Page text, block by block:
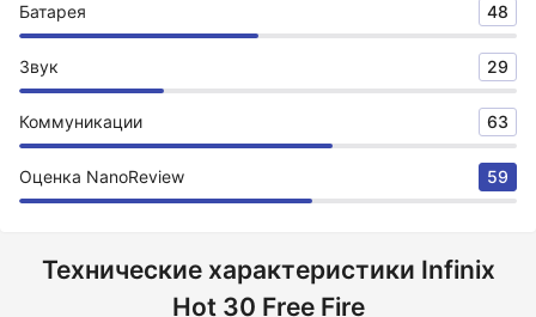
Батарея 48
Звук 29
Коммуникации 63
Оценка NanoReview 59
Технические характеристики Infinix
Hot 30 Free Fire